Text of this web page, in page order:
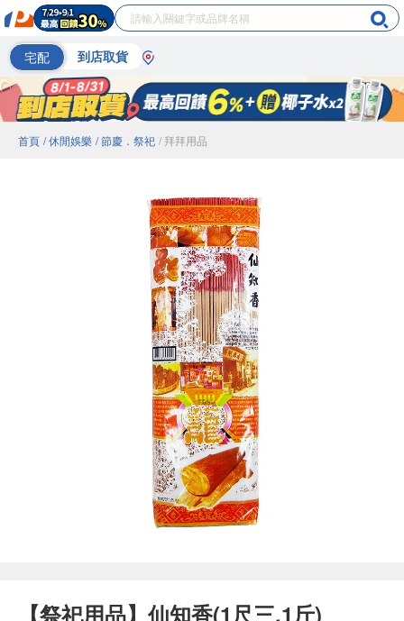
宅配 到店取貨
首頁 / 休閒娛樂 / 節慶．祭祀 / 拜拜用品
【祭祀用品】仙知香(1尺三.1斤)